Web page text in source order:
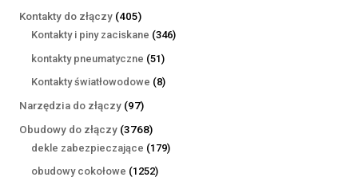
Kontakty do złączy 405405
produktów
Kontakty i piny zaciskane 346346
kontakty pneumatyczne 5151
produktów
Kontakty światłowodowe 88
Narzędzia do złączy 9797
produktów
Obudowy do złączy 37683768
produktów
dekle zabezpieczające 179179
obudowy cokołowe 12521252